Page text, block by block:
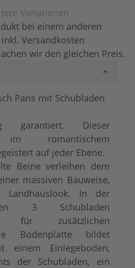
look tief gebürstet
frei wählbar
Variationen
bei einem anderen
Versandkosten
wir den gleichen Preis.
Paris mit Schubladen
garantiert. Dieser
im romantischem
auf jeder Ebene.
Beine verleihen dem
massiven Bauweise,
Landhauslook. In der
3 Schubladen
für zusätzlichen
Bodenplatte bildet
einem Einlegeboden,
der Schubladen, ein